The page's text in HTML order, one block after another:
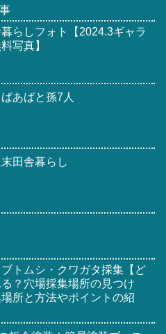
らしフォト【2024.3ギャラ
写真】
あばと孫7人
田舎暮らし
トムシ・クワガタ採集【ど
？穴場採集場所の見つけ
所と方法やポイントの紹